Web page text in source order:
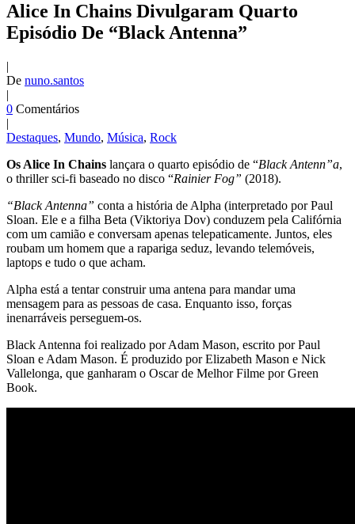
Alice In Chains Divulgaram Quarto
Episódio De “Black Antenna”
|
De nuno.santos
|
0 Comentários
|
Destaques, Mundo, Música, Rock
Os Alice In Chains lançara o quarto episódio de “Black Antenn”a,
o thriller sci-fi baseado no disco “Rainier Fog” (2018).
“Black Antenna” conta a história de Alpha (interpretado por Paul
Sloan. Ele e a filha Beta (Viktoriya Dov) conduzem pela Califórnia
com um camião e conversam apenas telepaticamente. Juntos, eles
roubam um homem que a rapariga seduz, levando telemóveis,
laptops e tudo o que acham.
Alpha está a tentar construir uma antena para mandar uma
mensagem para as pessoas de casa. Enquanto isso, forças
inenarráveis perseguem-os.
Black Antenna foi realizado por Adam Mason, escrito por Paul
Sloan e Adam Mason. É produzido por Elizabeth Mason e Nick
Vallelonga, que ganharam o Oscar de Melhor Filme por Green
Book.